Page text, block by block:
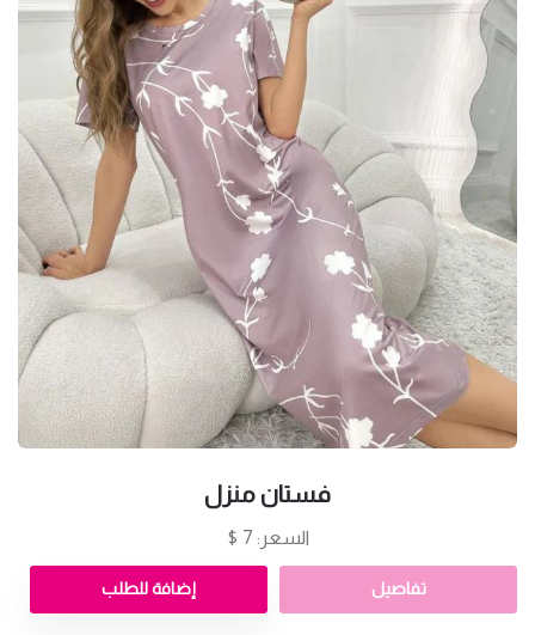
فستان منزل
السعر: 7 $
تفاصيل إضافة للطلب